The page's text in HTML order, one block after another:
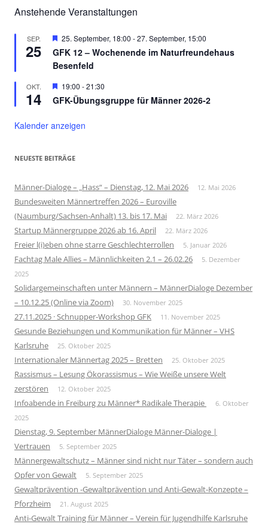
Anstehende Veranstaltungen
SEP.
25
Hervorgehoben
25. September, 18:00 -27. September, 15:00
GFK 12 – Wochenende im Naturfreundehaus
Besenfeld
OKT.
14
Hervorgehoben
19:00 -21:30
GFK-Übungsgruppe für Männer 2026-2
Kalender anzeigen
NEUESTE BEITRÄGE
Männer-Dialoge – „Hass“ – Dienstag, 12. Mai 2026 12. Mai 2026
Bundesweiten Männertreffen 2026 – Euroville
(Naumburg/Sachsen-Anhalt) 13. bis 17. Mai
22. März 2026
Startup Männergruppe 2026 ab 16. April 22. März 2026
Freier l(i)eben ohne starre Geschlechterrollen 5. Januar 2026
Fachtag Male Allies – Männlichkeiten 2.1 – 26.02.26
5. Dezember
2025
Solidargemeinschaften unter Männern – MännerDialoge Dezember
– 10.12.25 (Online via Zoom)
30. November 2025
27.11.2025 · Schnupper-Workshop GFK 11. November 2025
Gesunde Beziehungen und Kommunikation für Männer – VHS
Karlsruhe
25. Oktober 2025
Internationaler Männertag 2025 – Bretten 25. Oktober 2025
Rassismus – Lesung Ökorassismus – Wie Weiße unsere Welt
zerstören
12. Oktober 2025
Infoabende in Freiburg zu Männer* Radikale Therapie
6. Oktober
2025
Dienstag, 9. September MännerDialoge Männer-Dialoge |
Vertrauen
5. September 2025
Männergewaltschutz – Männer sind nicht nur Täter – sondern auch
Opfer von Gewalt
5. September 2025
Gewaltprävention -Gewaltprävention und Anti-Gewalt-Konzepte –
Pforzheim
21. August 2025
Anti-Gewalt Training für Männer – Verein für Jugendhilfe Karlsruhe